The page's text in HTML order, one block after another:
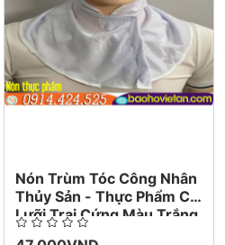
trả tiền đầy đủ nếu
nếu sản phẩm
Nón Trùm Tóc Công Nhân
Thủy Sản - Thực Phẩm Có
Lưỡi Trai Cứng Màu Trắng